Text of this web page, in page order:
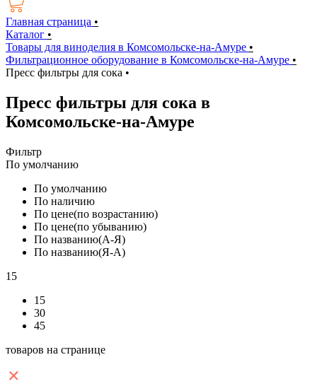
Главная страница •
Каталог •
Товары для виноделия в Комсомольске-на-Амуре •
Фильтрационное оборудование в Комсомольске-на-Амуре •
Пресс фильтры для сока •
Пресс фильтры для сока в
Комсомольске-на-Амуре
Фильтр
По умолчанию
По умолчанию
По наличию
По цене(по возрастанию)
По цене(по убыванию)
По названию(А-Я)
По названию(Я-А)
15
15
30
45
товаров на странице